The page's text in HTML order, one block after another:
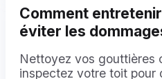
Comment
éviter les
Nettoyez vos gouttières
inspectez votre toit pour